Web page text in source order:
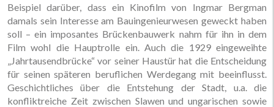
Beispiel darüber, dass ein Kinofilm von Ingmar Bergman
damals sein Interesse am Bauingenieurwesen geweckt haben
soll – ein imposantes Brückenbauwerk nahm für ihn in dem
Film wohl die Hauptrolle ein. Auch die 1929 eingeweihte
„Jahrtausendbrücke“ vor seiner Haustür hat die Entscheidung
für seinen späteren beruflichen Werdegang mit beeinflusst.
Geschichtliches über die Entstehung der Stadt, u.a. die
konfliktreiche Zeit zwischen Slawen und ungarischen sowie